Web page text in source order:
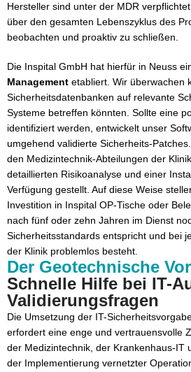
Hersteller sind unter der MDR
über den gesamten Lebenszyklus des
beobachten und proaktiv zu schließen.
Die Inspital GmbH hat hierfür in Neuss
Management etabliert. Wir überwachen
Sicherheitsdatenbanken auf relevante
Systeme betreffen könnten. Sollte eine
identifiziert werden, entwickelt unser
umgehend validierte Sicherheits-
den Medizintechnik-Abteilungen der
detaillierten Risikoanalyse und einer
Verfügung gestellt. Auf diese Weise
Investition in Inspital OP-Tische oder
nach fünf oder zehn Jahren im Dienst
Sicherheitsstandards entspricht und bei
der Klinik problemlos besteht.
Der Geotechnische
Schnelle Hilfe bei IT-
Validierungsfragen
Die Umsetzung der IT-
erfordert eine enge und vertrauensvolle
der Medizintechnik, der Krankenhaus-IT
der Implementierung vernetzter